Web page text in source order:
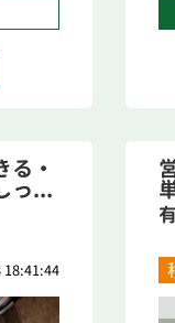
・
っ...
18:41:44